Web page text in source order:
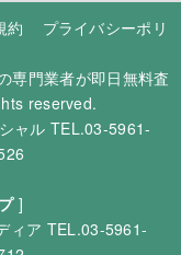
約
プライバシーポリ
専門業者が即日無料査
reserved.
ャル TEL.03-5961-
]
ィア TEL.03-5961-